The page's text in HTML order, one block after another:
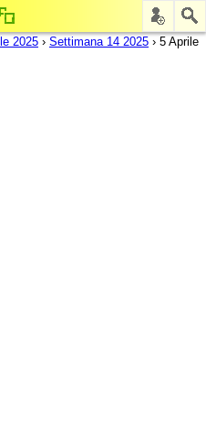
2025 › Settimana 14 2025 › 5 Aprile